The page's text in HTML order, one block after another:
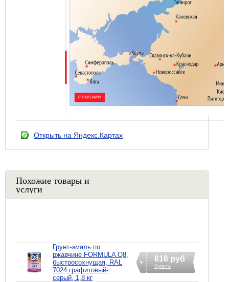
Открыть на Яндекс.Картах
Похожие товары и
услуги
Грунт-эмаль по
ржавчине FORMULA Q8,
быстросохнущая, RAL
7024 графитовый-
серый, 1,8 кг
616 руб
Купить